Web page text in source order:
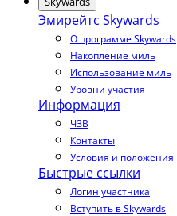
Эмирейтс Skywards
О программе Skywards
Накопление миль
Использование миль
Уровни участия
Информация
ЧЗВ
Контакты
Условия и положения
Быстрые ссылки
Логин участника
Вступить в Skywards